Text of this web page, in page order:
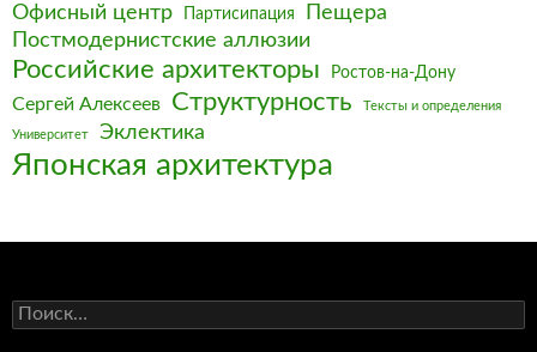
Офисный центр Партисипация
Пещера
Постмодернистские аллюзии
Российские архитекторы Ростов-на-Дону
Сергей Алексеев Структурность Тексты и определения
Университет Эклектика
Японская архитектура
Найти: